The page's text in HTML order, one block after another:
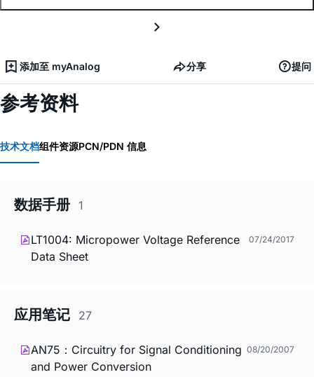
添加至 myAnalog 分享 提问
参考资料
技术文档组件资源PCN/PDN 信息
数据手册 1
LT1004: Micropower Voltage Reference
Data Sheet
07/24/2017
应用笔记 27
AN75：Circuitry for Signal Conditioning
and Power Conversion
08/20/2007